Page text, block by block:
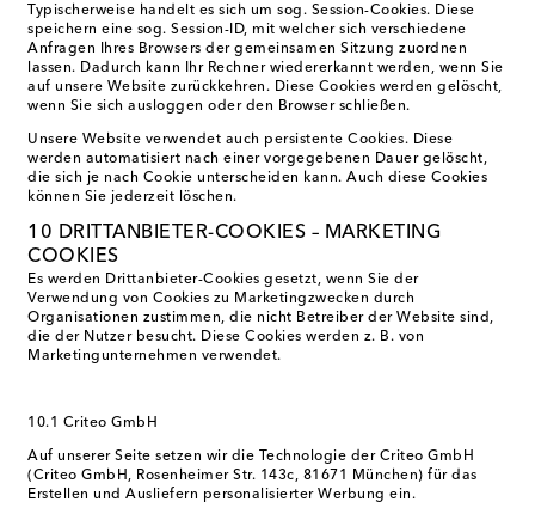
Typischerweise handelt es sich um sog. Session-Cookies. Diese
speichern eine sog. Session-ID, mit welcher sich verschiedene
Anfragen Ihres Browsers der gemeinsamen Sitzung zuordnen
lassen. Dadurch kann Ihr Rechner wiedererkannt werden, wenn Sie
auf unsere Website zurückkehren. Diese Cookies werden gelöscht,
wenn Sie sich ausloggen oder den Browser schließen.
Unsere Website verwendet auch persistente Cookies. Diese
werden automatisiert nach einer vorgegebenen Dauer gelöscht,
die sich je nach Cookie unterscheiden kann. Auch diese Cookies
können Sie jederzeit löschen.
10 DRITTANBIETER-COOKIES – MARKETING
COOKIES
Es werden Drittanbieter-Cookies gesetzt, wenn Sie der
Verwendung von Cookies zu Marketingzwecken durch
Organisationen zustimmen, die nicht Betreiber der Website sind,
die der Nutzer besucht. Diese Cookies werden z. B. von
Marketingunternehmen verwendet.
10.1 Criteo GmbH
Auf unserer Seite setzen wir die Technologie der Criteo GmbH
(Criteo GmbH, Rosenheimer Str. 143c, 81671 München) für das
Erstellen und Ausliefern personalisierter Werbung ein.